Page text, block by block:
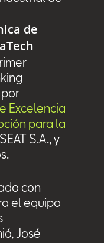
de
por
Excelencia
para la
S.A., y
con
el equipo
José